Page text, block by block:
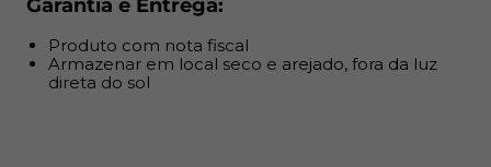
Garantia e Entrega:
Produto com nota fiscal
Armazenar em local seco e arejado, fora da luz
direta do sol